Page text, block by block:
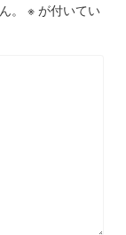
。 ※ が付いてい